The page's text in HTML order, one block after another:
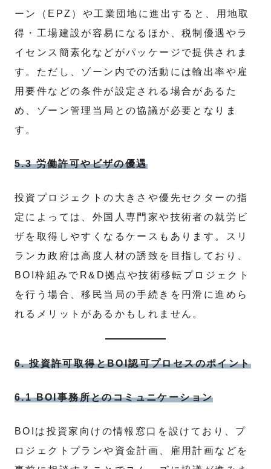
ーン（EPZ）や工業団地に進出すると、用地取
得・工場建設が容易になるほか、税制優遇やラ
イセンス簡素化などがパッケージで提供されま
す。ただし、ゾーン内での活動には輸出率や雇
用要件などの条件が設定される場合があるた
め、ゾーン管理当局との協議が必要となりま
す。
5.3 労働許可やビザの優遇
投資プロジェクトの大きさや優先セクターの指
定によっては、外国人専門家や技術者の就労ビ
ザを取得しやすくなるケースもあります。スリ
ランカ政府は高度人材の誘致を目指しており、
BOI枠組みでR&D拠点や技術移転プロジェクト
を行う場合、移民当局の手続きを円滑に進めら
れるメリットがあるかもしれません。
6. 投資許可取得とBOI認可プロセスのポイント
6.1 BOI事務所とのコミュニケーション
BOIは投資家向けの情報窓口を設けており、プ
ロジェクトプランや資金計画、雇用計画などを